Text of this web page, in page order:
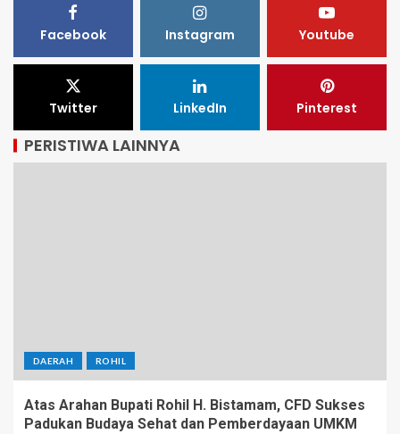
Facebook Instagram Youtube
Twitter LinkedIn Pinterest
PERISTIWA LAINNYA
DAERAH ROHIL
Atas Arahan Bupati Rohil H. Bistamam, CFD Sukses
Padukan Budaya Sehat dan Pemberdayaan UMKM